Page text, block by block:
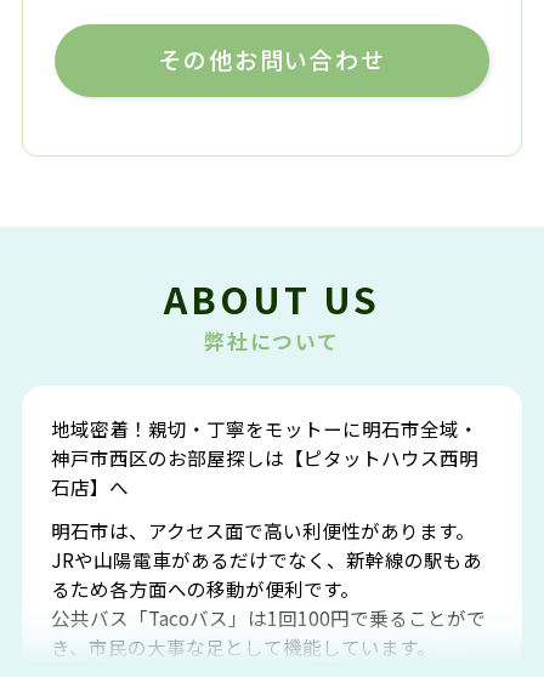
その他お問い合わせ
ABOUT US
弊社について
地域密着！親切・丁寧をモットーに明石市全域・
神戸市西区のお部屋探しは【ピタットハウス西明
石店】へ
明石市は、アクセス面で高い利便性があります。
JRや山陽電車があるだけでなく、新幹線の駅もあ
るため各方面への移動が便利です。
公共バス「Tacoバス」は1回100円で乗ることがで
き、市民の大事な足として機能しています。